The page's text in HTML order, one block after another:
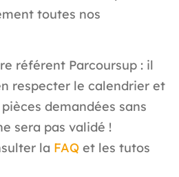
toutes nos
référent Parcoursup : il
respecter le calendrier et
demandées sans
sera pas validé !
la FAQ et les tutos